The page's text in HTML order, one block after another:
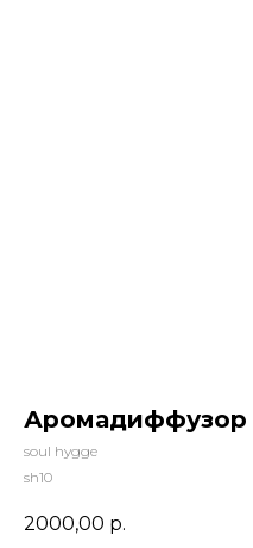
Аромадиффузор
soul hygge
sh10
2000,00 р.